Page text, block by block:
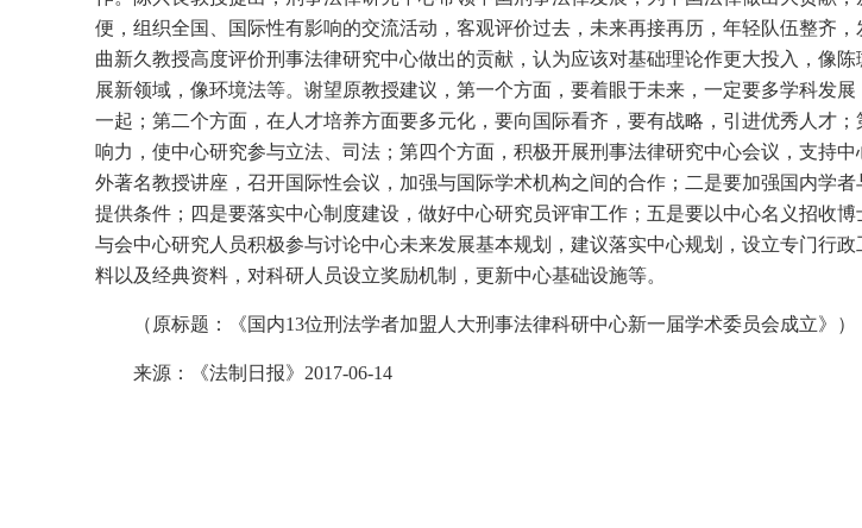
便，组织全国、国际性有影响的交流活动，客观评价过去，未来再接再历，年轻队伍整齐
曲新久教授高度评价刑事法律研究中心做出的贡献，认为应该对基础理论作更大投入，像
展新领域，像环境法等。谢望原教授建议，第一个方面，要着眼于未来，一定要多学科发
一起；第二个方面，在人才培养方面要多元化，要向国际看齐，要有战略，引进优秀人才
响力，使中心研究参与立法、司法；第四个方面，积极开展刑事法律研究中心会议，支持
外著名教授讲座，召开国际性会议，加强与国际学术机构之间的合作；二是要加强国内学
提供条件；四是要落实中心制度建设，做好中心研究员评审工作；五是要以中心名义招收
与会中心研究人员积极参与讨论中心未来发展基本规划，建议落实中心规划，设立专门行
料以及经典资料，对科研人员设立奖励机制，更新中心基础设施等。
（原标题：《国内13位刑法学者加盟人大刑事法律科研中心新一届学术委员会成立》）
来源：《法制日报》2017-06-14